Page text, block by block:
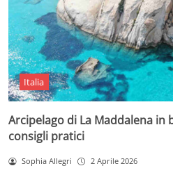
Italia
Arcipelago di La Maddalena in
consigli pratici
Sophia Allegri 2 Aprile 2026